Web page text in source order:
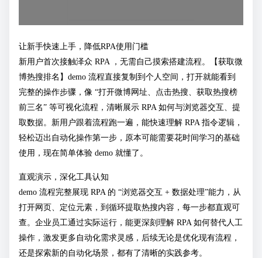
让新手快速上手，降低RPA使用门槛
新用户首次接触泽众 RPA ，无需自己摸索搭建流程。【获取微
博热搜排名】demo 流程直接复制到个人空间，打开就能看到
完整的操作步骤，像 “打开微博网址、点击热搜、获取热搜榜
前三名” 等可视化流程，清晰展示 RPA 如何与浏览器交互、提
取数据。新用户跟着流程跑一遍，能快速理解 RPA 指令逻辑，
轻松迈出自动化操作第一步，原本可能需要花时间学习的基础
使用，现在简单体验 demo 就懂了。
直观演示，深化工具认知
demo 流程完整展现 RPA 的 “浏览器交互 + 数据处理”能力，从
打开网页、定位元素，到循环提取热搜内容，每一步都直观可
查。企业员工通过实际运行，能更深刻理解 RPA 如何替代人工
操作，激发更多自动化需求灵感，后续无论是优化现有流程，
还是探索新的自动化场景，都有了清晰的实践参考。